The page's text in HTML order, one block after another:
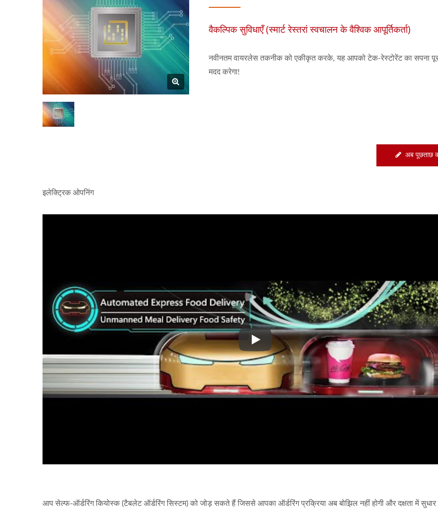
वैकल्पिक सुविधाएँ (स्मार्ट रेस्तरां स्वचालन के वैश्विक आपूर्तिकर्ता)
नवीनतम वायरलेस तकनीक को एकीकृत करके, यह आपको टेक-रेस्टोरेंट का सपना
मदद करेगा!
अब पूछताछ
इलेक्ट्रिक ओपनिंग
इलेक्ट्रिक ओपनिंग
आप सेल्फ-ऑर्डरिंग कियोस्क (टैबलेट ऑर्डरिंग सिस्टम) को जोड़ सकते हैं जिससे आपका ऑर्डरिंग प्रक्रिया अब बोझिल नहीं होगी और दक्षता में सुधार